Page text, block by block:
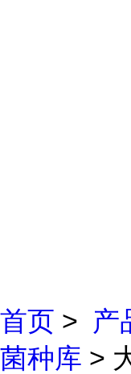
首页 > 产
菌种库 >